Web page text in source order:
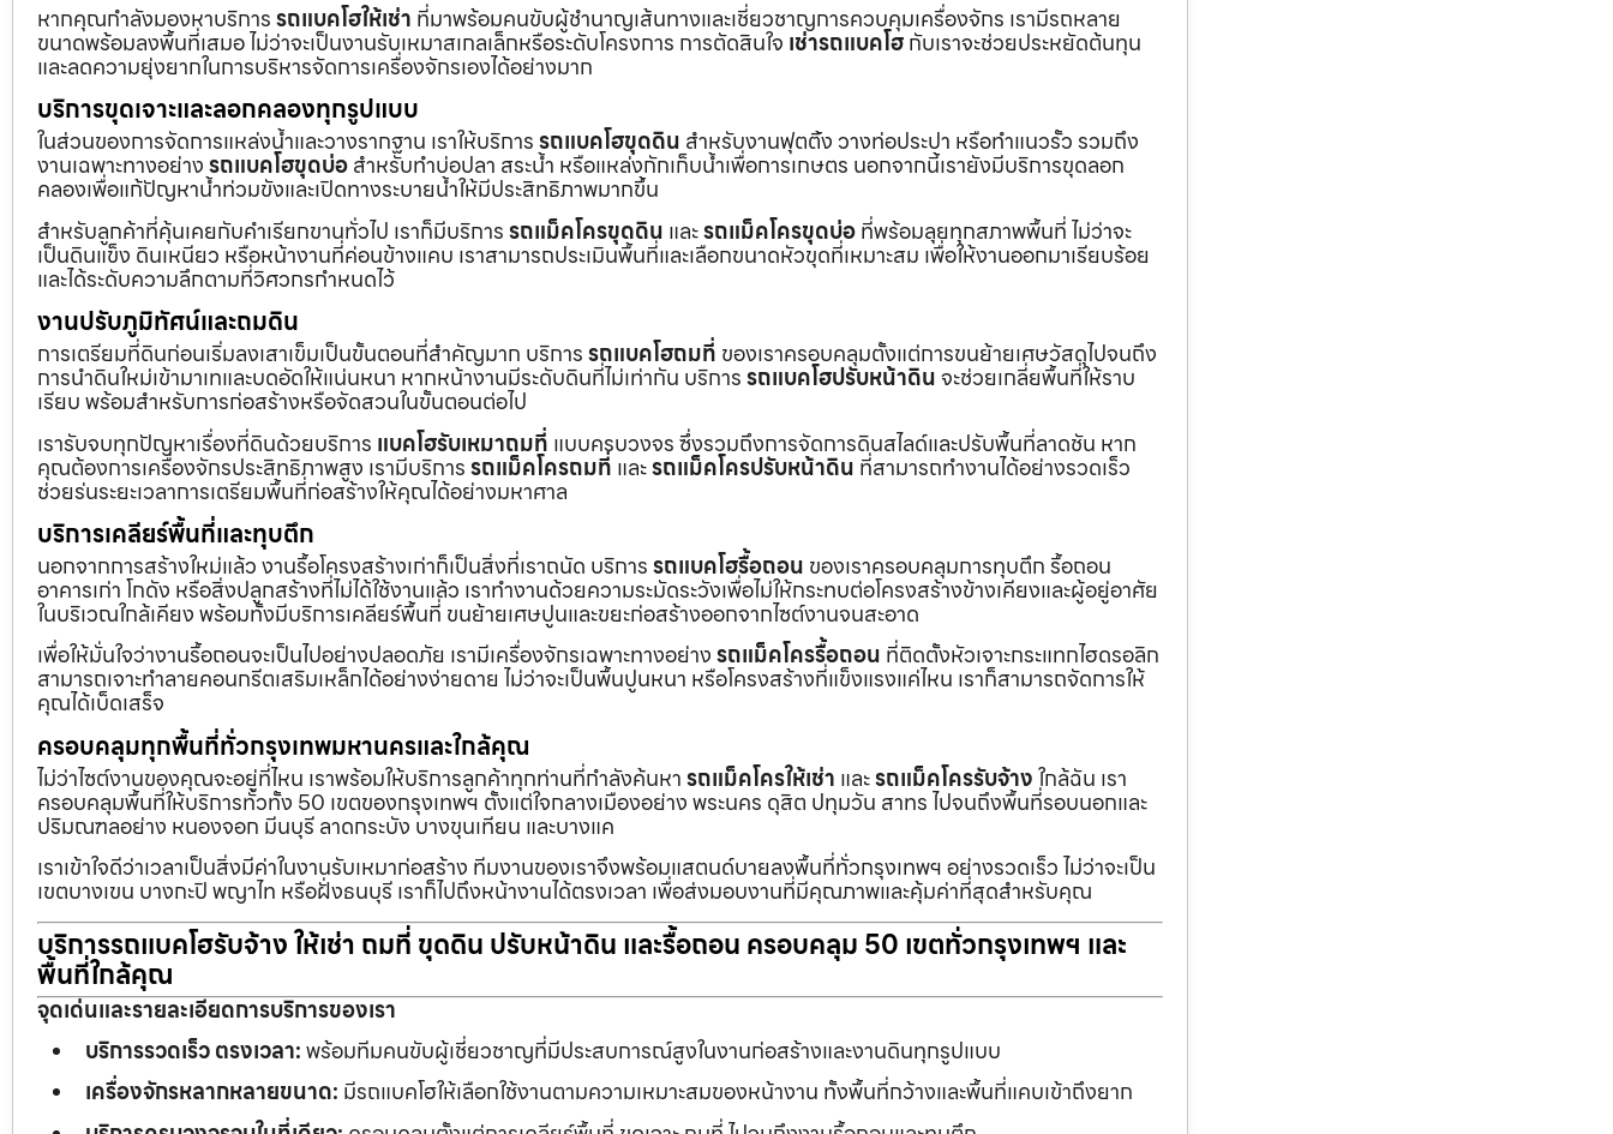
หากคุณกำลังมองหาบริการรถแบคโฮให้เช่า ที่มาพร้อมคนขับผู้ชำนาญเส้นทางและเชี่ยวชาญการควบคุมเครื่องจักร เรามีรถหลาย
ขนาดพร้อมลงพื้นที่เสมอ ไม่ว่าจะเป็นงานรับเหมาสเกลเล็กหรือระดับโครงการ การตัดสินใจ เช่ารถแบคโฮกับเราจะช่วยประหยัดต้นทุน
และลดความยุ่งยากในการบริหารจัดการเครื่องจักรเองได้อย่างมาก
บริการขุดเจาะและลอกคลองทุกรูปแบบ
ในส่วนของการจัดการแหล่งน้ำและวางรากฐาน เราให้บริการรถแบคโฮขุดดิน สำหรับงานฟุตติ้ง วางท่อประปา หรือทำแนวรั้ว รวมถึง
งานเฉพาะทางอย่างรถแบคโฮขุดบ่อสำหรับทำบ่อปลา สระน้ำ หรือแหล่งกักเก็บน้ำเพื่อการเกษตร นอกจากนี้เรายังมีบริการขุดลอก
คลองเพื่อแก้ปัญหาน้ำท่วมขังและเปิดทางระบายน้ำให้มีประสิทธิภาพมากขึ้น
สำหรับลูกค้าที่คุ้นเคยกับคำเรียกขานทั่วไป เราก็มีบริการรถแม็คโครขุดดิน และรถแม็คโครขุดบ่อที่พร้อมลุยทุกสภาพพื้นที่ ไม่ว่าจะ
เป็นดินแข็ง ดินเหนียว หรือหน้างานที่ค่อนข้างแคบ เราสามารถประเมินพื้นที่และเลือกขนาดหัวขุดที่เหมาะสม เพื่อให้งานออกมาเรียบร้อย
และได้ระดับความลึกตามที่วิศวกรกำหนดไว้
งานปรับภูมิทัศน์และถมดิน
การเตรียมที่ดินก่อนเริ่มลงเสาเข็มเป็นขั้นตอนที่สำคัญมาก บริการรถแบคโฮถมที่ ของเราครอบคลุมตั้งแต่การขนย้ายเศษวัสดุไปจนถึง
การนำดินใหม่เข้ามาเทและบดอัดให้แน่นหนา หากหน้างานมีระดับดินที่ไม่เท่ากัน บริการรถแบคโฮปรับหน้าดินจะช่วยเกลี่ยพื้นที่ให้ราบ
เรียบ พร้อมสำหรับการก่อสร้างหรือจัดสวนในขั้นตอนต่อไป
เรารับจบทุกปัญหาเรื่องที่ดินด้วยบริการ แบคโฮรับเหมาถมที่ แบบครบวงจร ซึ่งรวมถึงการจัดการดินสไลด์และปรับพื้นที่ลาดชัน หาก
คุณต้องการเครื่องจักรประสิทธิภาพสูง เรามีบริการรถแม็คโครถมที่ และรถแม็คโครปรับหน้าดิน ที่สามารถทำงานได้อย่างรวดเร็ว
ช่วยร่นระยะเวลาการเตรียมพื้นที่ก่อสร้างให้คุณได้อย่างมหาศาล
บริการเคลียร์พื้นที่และทุบตึก
นอกจากการสร้างใหม่แล้ว งานรื้อโครงสร้างเก่าก็เป็นสิ่งที่เราถนัด บริการรถแบคโฮรื้อถอน ของเราครอบคลุมการทุบตึก รื้อถอน
อาคารเก่า โกดัง หรือสิ่งปลูกสร้างที่ไม่ได้ใช้งานแล้ว เราทำงานด้วยความระมัดระวังเพื่อไม่ให้กระทบต่อโครงสร้างข้างเคียงและผู้อยู่อาศัย
ในบริเวณใกล้เคียง พร้อมทั้งมีบริการเคลียร์พื้นที่ ขนย้ายเศษปูนและขยะก่อสร้างออกจากไซต์งานจนสะอาด
เพื่อให้มั่นใจว่างานรื้อถอนจะเป็นไปอย่างปลอดภัย เรามีเครื่องจักรเฉพาะทางอย่างรถแม็คโครรื้อถอน ที่ติดตั้งหัวเจาะกระแทกไฮดรอลิก
สามารถเจาะทำลายคอนกรีตเสริมเหล็กได้อย่างง่ายดาย ไม่ว่าจะเป็นพื้นปูนหนา หรือโครงสร้างที่แข็งแรงแค่ไหน เราก็สามารถจัดการให้
คุณได้เบ็ดเสร็จ
ครอบคลุมทุกพื้นที่ทั่วกรุงเทพมหานครและใกล้คุณ
ไม่ว่าไซต์งานของคุณจะอยู่ที่ไหน เราพร้อมให้บริการลูกค้าทุกท่านที่กำลังค้นหารถแม็คโครให้เช่า และรถแม็คโครรับจ้างใกล้ฉัน เรา
ครอบคลุมพื้นที่ให้บริการทั่วทั้ง 50 เขตของกรุงเทพฯ ตั้งแต่ใจกลางเมืองอย่าง พระนคร ดุสิต ปทุมวัน สาทร ไปจนถึงพื้นที่รอบนอกและ
ปริมณฑลอย่าง หนองจอก มีนบุรี ลาดกระบัง บางขุนเทียน และบางแค
เราเข้าใจดีว่าเวลาเป็นสิ่งมีค่าในงานรับเหมาก่อสร้าง ทีมงานของเราจึงพร้อมแสตนด์บายลงพื้นที่ทั่วกรุงเทพฯ อย่างรวดเร็ว ไม่ว่าจะเป็น
เขตบางเขน บางกะปิ พญาไท หรือฝั่งธนบุรี เราก็ไปถึงหน้างานได้ตรงเวลา เพื่อส่งมอบงานที่มีคุณภาพและคุ้มค่าที่สุดสำหรับคุณ
บริการรถแบคโฮรับจ้าง ให้เช่า ถมที่ ขุดดิน ปรับหน้าดิน และรื้อถอน ครอบคลุม 50 เขตทั่วกรุงเทพฯ และ
พื้นที่ใกล้คุณ
จุดเด่นและรายละเอียดการบริการของเรา
บริการรวดเร็ว ตรงเวลา:พร้อมทีมคนขับผู้เชี่ยวชาญที่มีประสบการณ์สูงในงานก่อสร้างและงานดินทุกรูปแบบ
เครื่องจักรหลากหลายขนาด: มีรถแบคโฮให้เลือกใช้งานตามความเหมาะสมของหน้างาน ทั้งพื้นที่กว้างและพื้นที่แคบเข้าถึงยาก